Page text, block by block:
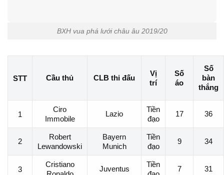
BXH vua phá lưới châu âu 2019/20
STT Cầu thủ CLB thi đấu
Vị
trí
Số
áo
Số
bàn
thắng
1
Ciro
Immobile
Lazio
Tiền
đạo
17 36
2
Robert
Lewandowski
Bayern
Munich
Tiền
đạo
9 34
3
Cristiano
Juventus
Tiền
7 31